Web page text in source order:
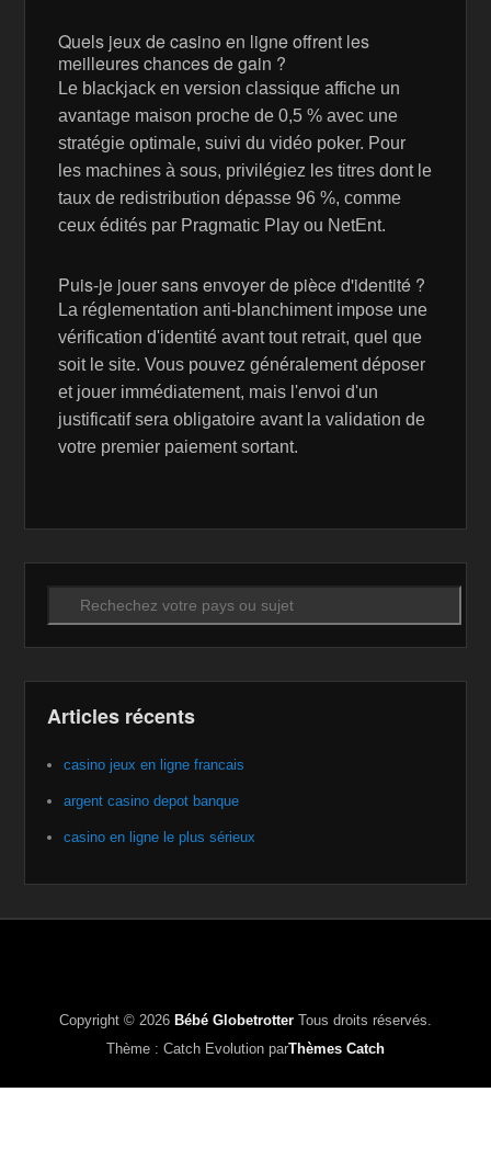
Quels jeux de casino en ligne offrent les
meilleures chances de gain ?
Le blackjack en version classique affiche un
avantage maison proche de 0,5 % avec une
stratégie optimale, suivi du vidéo poker. Pour
les machines à sous, privilégiez les titres dont le
taux de redistribution dépasse 96 %, comme
ceux édités par Pragmatic Play ou NetEnt.
Puis-je jouer sans envoyer de pièce d'identité ?
La réglementation anti-blanchiment impose une
vérification d'identité avant tout retrait, quel que
soit le site. Vous pouvez généralement déposer
et jouer immédiatement, mais l'envoi d'un
justificatif sera obligatoire avant la validation de
votre premier paiement sortant.
Recherche
Articles récents
casino jeux en ligne francais
argent casino depot banque
casino en ligne le plus sérieux
Copyright © 2026 Bébé Globetrotter Tous droits réservés.
Thème : Catch Evolution parThèmes Catch